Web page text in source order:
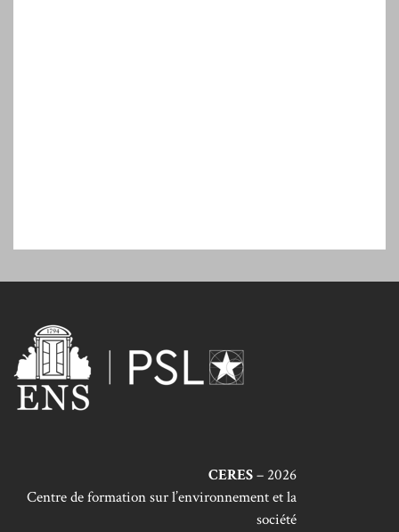
CERES– 2026
Centre de formation sur l’environnement et la
société